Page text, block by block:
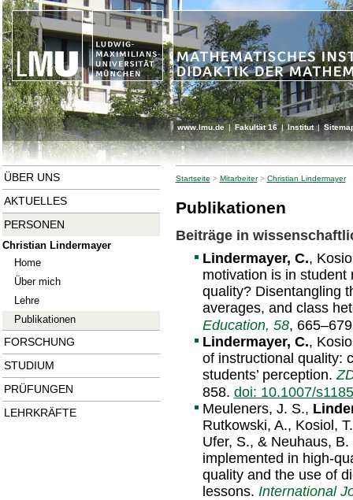
www.lmu.de | Fakultät 16 | Institut|
ÜBER UNS
AKTUELLES
PERSONEN
Christian Lindermayer
Home
Über mich
Lehre
Publikationen
FORSCHUNG
STUDIUM
PRÜFUNGEN
LEHRKRÄFTE
Startseite > Mitarbeiter> Christian Lindermayer
Publikationen
Beiträge in
Lindermayer, C.,
motivation is in student
quality? Disentangling
averages, and class
Education, 58,
Lindermayer, C.,
of instructional quality:
students’ perception.
858. doi: 10.1007/
Meuleners, J. S.,
Rutkowski, A., Kosiol,
Ufer, S., & Neuhaus,
implemented in high-
quality and the use of
lessons. International